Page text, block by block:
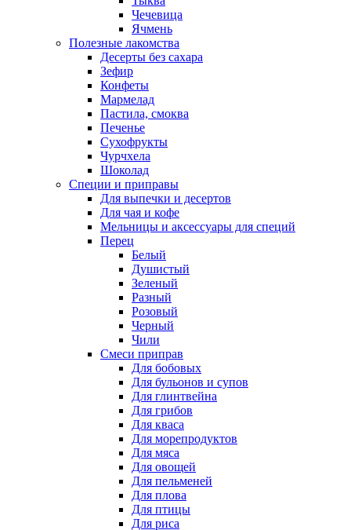
Чечевица
Ячмень
Полезные лакомства
Десерты без сахара
Зефир
Конфеты
Мармелад
Пастила, смоква
Печенье
Сухофрукты
Чурчхела
Шоколад
Специи и приправы
Для выпечки и десертов
Для чая и кофе
Мельницы и аксессуары для специй
Перец
Белый
Душистый
Зеленый
Разный
Розовый
Черный
Чили
Смеси приправ
Для бобовых
Для бульонов и супов
Для глинтвейна
Для грибов
Для кваса
Для морепродуктов
Для мяса
Для овощей
Для пельменей
Для плова
Для птицы
Для риса